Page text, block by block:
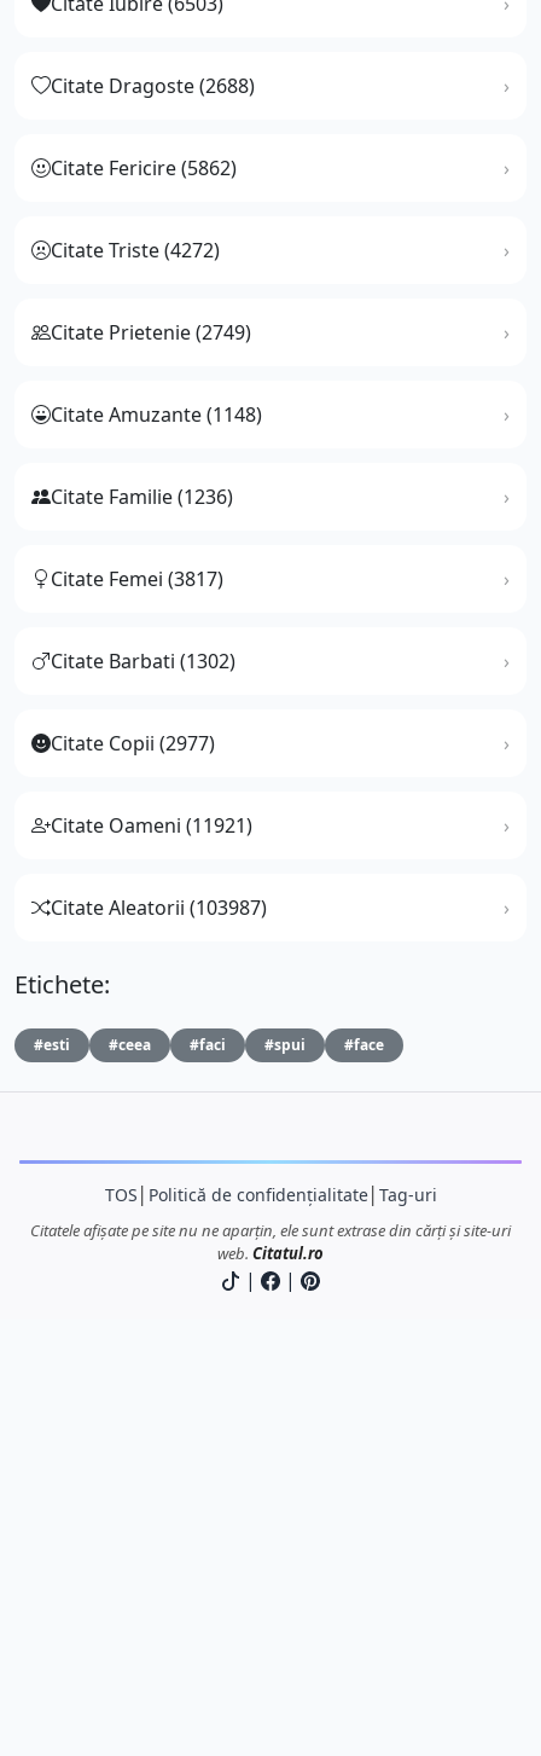
Citate Dragoste (2688)
Citate Fericire (5862)
Citate Triste (4272)
Citate Prietenie (2749)
Citate Amuzante (1148)
Citate Familie (1236)
Citate Femei (3817)
Citate Barbati (1302)
Citate Copii (2977)
Citate Oameni (11921)
Citate Aleatorii (103987)
Etichete:
#esti #ceea #faci #spui #face
TOS Politică de confidențialitate│ Tag-uri
Citatele afișate pe site nu ne aparțin, ele sunt extrase din cărți și site-uri
web. Citatul.ro
| |